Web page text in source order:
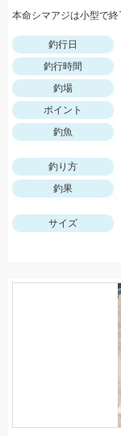
釣行日
釣行時間
釣場
ポイント
釣魚
釣り方
釣果
サイズ